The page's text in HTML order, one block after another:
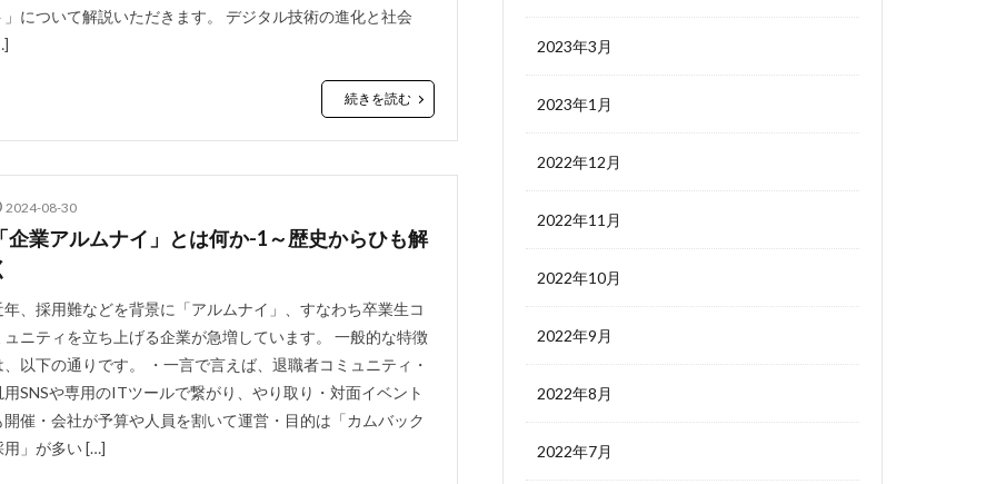
」について解説いただきます。 デジタル技術の進化と社会
続きを読む
2024-08-30
企業アルムナイ」とは何か-1～歴史からひも解
年、採用難などを背景に「アルムナイ」、すなわち卒業生コ
ュニティを立ち上げる企業が急増しています。 一般的な特徴
、以下の通りです。 ・一言で言えば、退職者コミュニティ・
用SNSや専用のITツールで繋がり、やり取り・対面イベント
開催・会社が予算や人員を割いて運営・目的は「カムバック
用」が多い […]
2023年3月
2023年1月
2022年12月
2022年11月
2022年10月
2022年9月
2022年8月
2022年7月